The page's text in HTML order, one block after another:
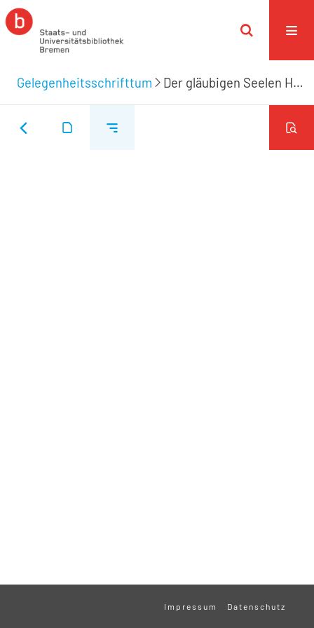
Gelegenheitsschrifttum Der gläubigen Seelen Harren auf Gott. Nach ... Leich-Bestättigung Des Anno 1697. den 7. Januarii zu Bremen gebohrnen/ und Anno 1724. den 8. Junii selig entschlaffenen ... Herrn Tietje Tietjen/ Wolbenahmten jungen Kauff- und Handelsmans allhie in Bremen, Den 13. Junii Im Sterb- und Trauer-Hause ... angepriesenen Worten ...
Impressum Datenschutz